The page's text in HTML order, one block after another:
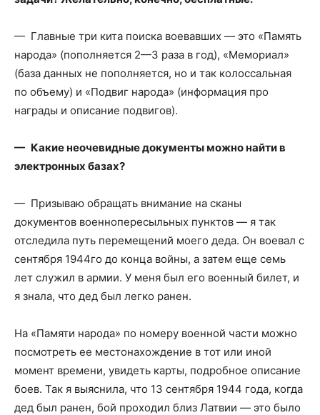
— Главные три кита поиска воевавших — это «Память
народа» (пополняется 2—3 раза в год), «Мемориал»
(база данных не пополняется, но и так колоссальная
по объему) и «Подвиг народа» (информация про
награды и описание подвигов).
— Какие неочевидные документы можно найти в
электронных базах?
— Призываю обращать внимание на сканы
документов военно­пересыльных пунктов — я так
отследила путь перемещений моего деда. Он воевал с
сентября 1944­го до конца войны, а затем еще семь
лет служил в армии. У меня был его военный билет, и
я знала, что дед был легко ранен.
На «Памяти народа» по номеру военной части можно
посмотреть ее местонахождение в тот или иной
момент времени, увидеть карты, подробное описание
боев. Так я выяснила, что 13 сентября 1944 года, когда
дед был ранен, бой проходил близ Латвии — это было